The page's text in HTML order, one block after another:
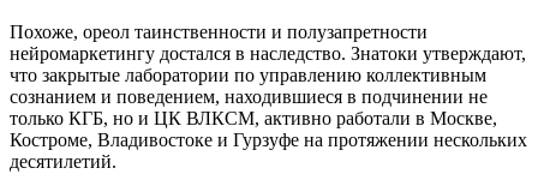
Похоже, ореол таинственности и полузапретности
нейромаркетингу достался в наследство. Знатоки утверждают,
что закрытые лаборатории по управлению коллективным
сознанием и поведением, находившиеся в подчинении не
только КГБ, но и ЦК ВЛКСМ, активно работали в Москве,
Костроме, Владивостоке и Гурзуфе на протяжении нескольких
десятилетий.